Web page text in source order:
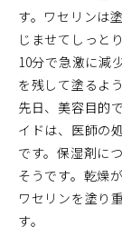
す。ワセリンは
じませてしっと
10分で急激に減
を残して塗るよ
先日、美容目的
イドは、医師の
です。保湿剤に
そうです。乾燥
ワセリンを塗り
す。